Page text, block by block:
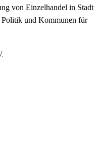
von Einzelhandel in Stadt
Politik und Kommunen für